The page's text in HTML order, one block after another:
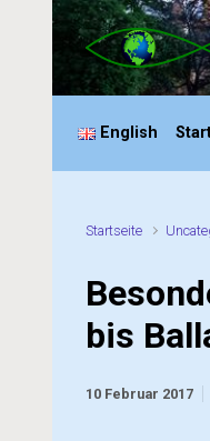
Zum Hauptinhalt
English
Startseite
bis
10 Februar 2017